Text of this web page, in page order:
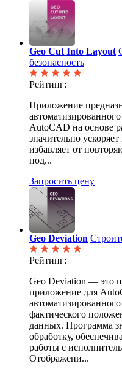
Geo Cut Into Layout
безопасность
Рейтинг:
Приложение
AutoCAD на основе
значительно
избавляет от
под...
Запросить цену
Geo Deviation
Рейтинг:
Geo Deviation — это
приложение для
фактического
данных. Программа
обработку,
работы с
Отображени...